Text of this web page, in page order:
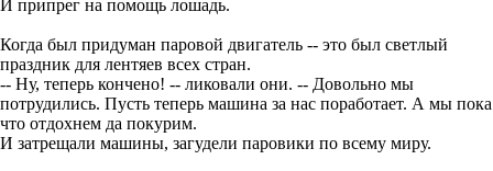
И припрег на помощь лошадь.
Когда был придуман паровой двигатель -- это был светлый
праздник для лентяев всех стран.
-- Ну, теперь кончено! -- ликовали они. -- Довольно мы
потрудились. Пусть теперь машина за нас поработает. А мы пока
что отдохнем да покурим.
И затрещали машины, загудели паровики по всему миру.